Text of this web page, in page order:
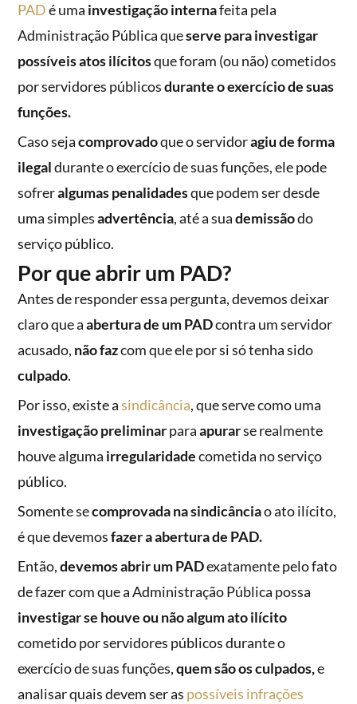
PADé uma investigação internafeita pela
Administração Pública queserve para investigar
possíveis atos ilícitosque foram (ou não) cometidos
por servidores públicosdurante o exercício de suas
funções.
Caso sejacomprovadoque o servidoragiu de forma
ilegaldurante o exercício de suas funções, ele pode
sofreralgumas penalidadesque podem ser desde
uma simplesadvertência, até a suademissãodo
serviço público.
Por que abrir um PAD?
Antes de responder essa pergunta, devemos deixar
claro que aabertura de um PADcontra um servidor
acusado, não fazcom que ele por si só tenha sido
culpado.
Por isso, existe asindicância, que serve como uma
investigação preliminarparaapurarse realmente
houve alguma irregularidadecometida no serviço
público.
Somente secomprovada na sindicânciao ato ilícito,
é que devemosfazer a abertura de PAD.
Então,devemos abrir um PADexatamente pelo fato
de fazer com que a Administração Pública possa
investigar se houve ou não algum ato ilícito
cometido por servidores públicos durante o
exercício de suas funções,quem são os culpados,e
analisar quais devem ser as possíveis infrações